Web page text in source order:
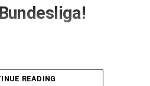
Coach Vytatuas Buzas
READING